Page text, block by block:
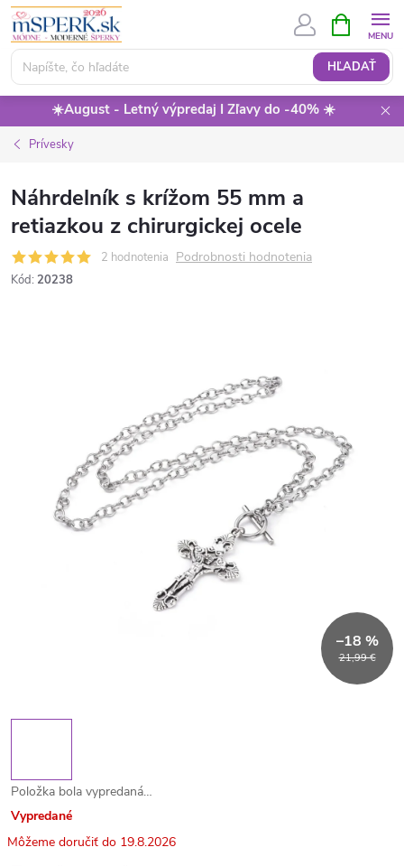
Prejsť
obsah
HĽADAŤ
KOŠÍK
☀️August - Letný výpredaj I Zľavy do -40% ☀️
Prívesky
Náhrdelník s krížom 55 mm a
retiazkou z chirurgickej ocele
2 hodnotenia Podrobnosti hodnotenia
Kód: 20238
21,99 €
–18 %
Položka bola vypredaná…
Vypredané
19.8.2026